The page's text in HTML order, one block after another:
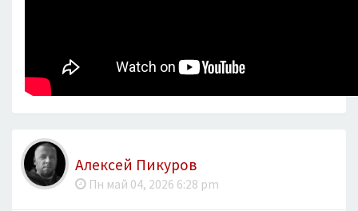
Алексей Пикуров
Пн май 04, 2026 6:28 pm